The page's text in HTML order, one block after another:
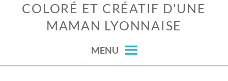
COLORÉ ET CRÉATIF D'UNE
MAMAN LYONNAISE
MENU